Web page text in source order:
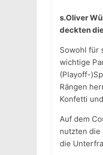
s.Oliver
deckten
Sowohl für
wichtige
(Playoff-
Rängen
Konfetti
Auf dem
nutzten die
die